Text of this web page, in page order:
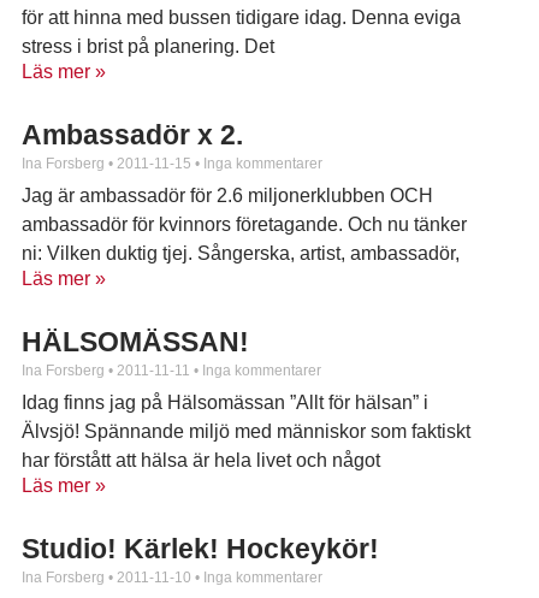
för att hinna med bussen tidigare idag. Denna eviga
stress i brist på planering. Det
Läs mer »
Ambassadör x 2.
Ina Forsberg 2011-11-15 Inga kommentarer
Jag är ambassadör för 2.6 miljonerklubben OCH
ambassadör för kvinnors företagande. Och nu tänker
ni: Vilken duktig tjej. Sångerska, artist, ambassadör,
ambassadör osv. Och då
Läs mer »
HÄLSOMÄSSAN!
Ina Forsberg 2011-11-11 Inga kommentarer
Idag finns jag på Hälsomässan ”Allt för hälsan” i
Älvsjö! Spännande miljö med människor som faktiskt
har förstått att hälsa är hela livet och något
Läs mer »
Studio! Kärlek! Hockeykör!
Ina Forsberg 2011-11-10 Inga kommentarer